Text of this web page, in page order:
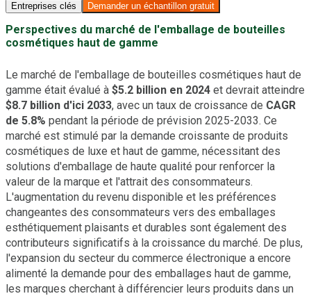
Entreprises clés
Demander un échantillon gratuit
Perspectives du marché de l'emballage de bouteilles
cosmétiques haut de gamme
Le marché de l'emballage de bouteilles cosmétiques haut de
gamme était évalué à $5.2 billion en 2024 et devrait atteindre
$8.7 billion d'ici 2033, avec un taux de croissance de CAGR
de 5.8% pendant la période de prévision 2025-2033. Ce
marché est stimulé par la demande croissante de produits
cosmétiques de luxe et haut de gamme, nécessitant des
solutions d'emballage de haute qualité pour renforcer la
valeur de la marque et l'attrait des consommateurs.
L'augmentation du revenu disponible et les préférences
changeantes des consommateurs vers des emballages
esthétiquement plaisants et durables sont également des
contributeurs significatifs à la croissance du marché. De plus,
l'expansion du secteur du commerce électronique a encore
alimenté la demande pour des emballages haut de gamme,
les marques cherchant à différencier leurs produits dans un